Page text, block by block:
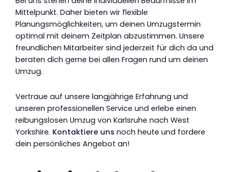
Mittelpunkt. Daher bieten wir flexible
Planungsmöglichkeiten, um deinen Umzugstermin
optimal mit deinem Zeitplan abzustimmen. Unsere
freundlichen Mitarbeiter sind jederzeit für dich da und
beraten dich gerne bei allen Fragen rund um deinen
Umzug.
Vertraue auf unsere langjährige Erfahrung und
unseren professionellen Service und erlebe einen
reibungslosen Umzug von Karlsruhe nach West
Yorkshire. Kontaktiere uns noch heute und fordere
dein persönliches Angebot an!